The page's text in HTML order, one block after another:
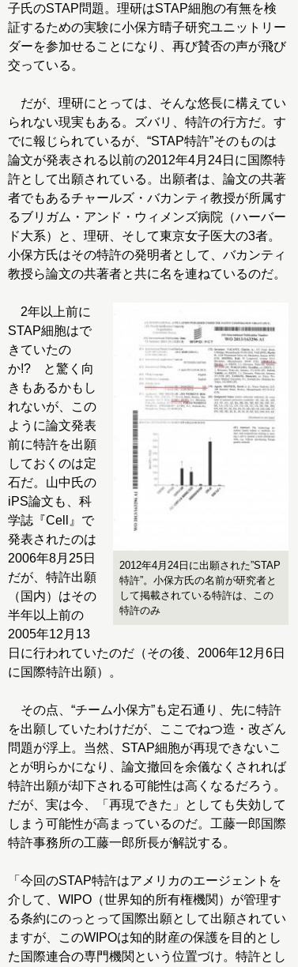
子氏のSTAP問題。理研はSTAP細胞の有無を検
証するための実験に小保方晴子研究ユニットリー
ダーを参加せることになり、再び賛否の声が飛び
交っている。
だが、理研にとっては、そんな悠長に構えてい
られない現実もある。ズバリ、特許の行方だ。す
でに報じられているが、“STAP特許”そのものは
論文が発表される以前の2012年4月24日に国際特
許として出願されている。出願者は、論文の共著
者でもあるチャールズ・バカンティ教授が所属す
るブリガム・アンド・ウィメンズ病院（ハーバー
ド大系）と、理研、そして東京女子医大の3者。
小保方氏はその特許の発明者として、バカンティ
教授ら論文の共著者と共に名を連ねているのだ。
2012年4月24日に出願された”STAP
特許”。小保方氏の名前が研究者と
して掲載されている特許は、この
特許のみ
2年以上前に
STAP細胞はで
きていたの
か!? と驚く向
きもあるかもし
れないが、この
ように論文発表
前に特許を出願
しておくのは定
石だ。山中氏の
iPS論文も、科
学誌『Cell』で
発表されたのは
2006年8月25日
だが、特許出願
（国内）はその
半年以上前の
2005年12月13
日に行われていたのだ（その後、2006年12月6日
に国際特許出願）。
その点、“チーム小保方”も定石通り、先に特許
を出願していたわけだが、ここでねつ造・改ざん
問題が浮上。当然、STAP細胞が再現できないこ
とが明らかになり、論文撤回を余儀なくされれば
特許出願が却下される可能性は高くなるだろう。
だが、実は今、「再現できた」としても失効して
しまう可能性が高まっているのだ。工藤一郎国際
特許事務所の工藤一郎所長が解説する。
「今回のSTAP特許はアメリカのエージェントを
介して、WIPO（世界知的所有権機関）が管理す
る条約にのっとって国際出願として出願されてい
ますが、このWIPOは知的財産の保護を目的とし
た国際連合の専門機関という位置づけ。特許とし